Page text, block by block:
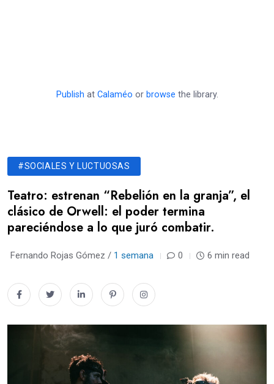
Publish at Calaméo or browse the library.
#SOCIALES Y LUCTUOSAS
Teatro: estrenan “Rebelión en la granja”, el
clásico de Orwell: el poder termina
pareciéndose a lo que juró combatir.
Fernando Rojas Gómez / 1 semana 0 6 min read